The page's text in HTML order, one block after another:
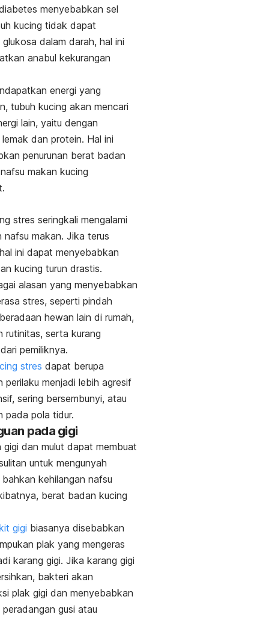
menyebabkan sel
kucing tidak dapat
dalam darah, hal ini
anabul kekurangan
energi yang
tubuh kucing akan mencari
lain, yaitu dengan
dan protein. Hal ini
penurunan berat badan
makan kucing
stres seringkali mengalami
nafsu makan. Jika terus
ini dapat menyebabkan
kucing turun drastis.
alasan yang menyebabkan
stres, seperti pindah
hewan lain di rumah,
rutinitas, serta kurang
pemiliknya.
stres dapat berupa
perilaku menjadi lebih agresif
sering bersembunyi, atau
pada pola tidur.
pada gigi
gigi dan mulut dapat membuat
untuk mengunyah
kehilangan nafsu
berat badan kucing
gigi biasanya disebabkan
plak yang mengeras
karang gigi. Jika karang gigi
bakteri akan
plak gigi dan menyebabkan
gusi atau